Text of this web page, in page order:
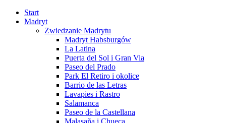
Start
Madryt
Zwiedzanie Madrytu
Madryt Habsburgów
La Latina
Puerta del Sol i Gran Via
Paseo del Prado
Park El Retiro i okolice
Barrio de las Letras
Lavapies i Rastro
Salamanca
Paseo de la Castellana
Malasaña i Chueca